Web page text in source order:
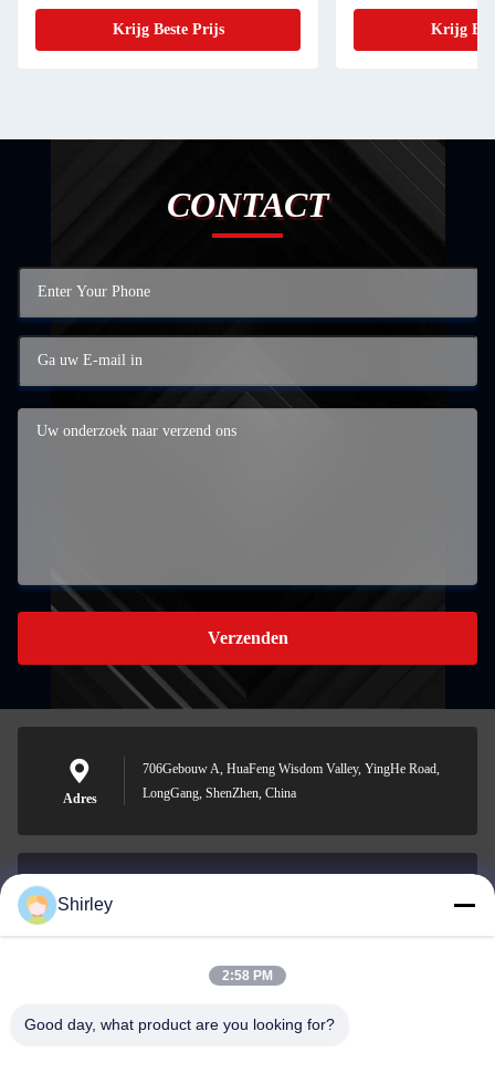
Armband
Krijg Beste Prijs
Krijg
CONTACT
Verzenden
Adres
706Gebouw A, HuaFeng Wisdom Valley, YingHe Road,
LongGang, ShenZhen, China
0086-18148506772
Shirley
2:58 PM
Good day, what product are you looking for?